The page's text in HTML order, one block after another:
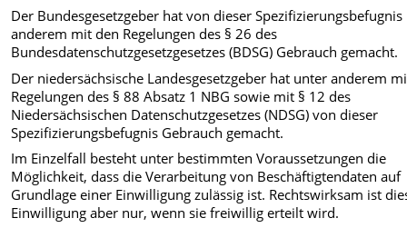
Der Bundesgesetzgeber hat von dieser
anderem mit den Regelungen des § 26 des
Bundesdatenschutzgesetzgesetzes (BDSG) Gebrauch gemacht.
Der niedersächsische Landesgesetzgeber hat unter anderem
Regelungen des § 88 Absatz 1 NBG sowie mit § 12 des
Niedersächsischen Datenschutzgesetzes (NDSG) von dieser
Spezifizierungsbefugnis Gebrauch gemacht.
Im Einzelfall besteht unter bestimmten Voraussetzungen die
Möglichkeit, dass die Verarbeitung von Beschäftigtendaten auf
Grundlage einer Einwilligung zulässig ist. Rechtswirksam ist
Einwilligung aber nur, wenn sie freiwillig erteilt wird.